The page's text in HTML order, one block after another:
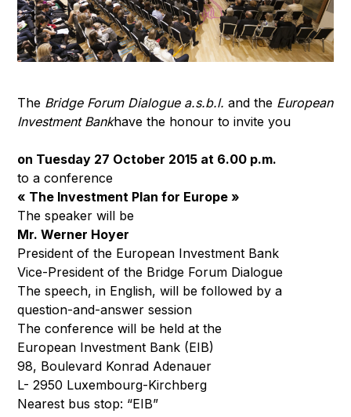
The Bridge Forum Dialogue a.s.b.l. and the European
Investment Bankhave the honour to invite you
on Tuesday 27 October 2015 at 6.00 p.m.
to a conference
« The Investment Plan for Europe »
The speaker will be
Mr. Werner Hoyer
President of the European Investment Bank
Vice-President of the Bridge Forum Dialogue
The speech, in English, will be followed by a
question-and-answer session
The conference will be held at the
European Investment Bank (EIB)
98, Boulevard Konrad Adenauer
L- 2950 Luxembourg-Kirchberg
Nearest bus stop: “EIB”